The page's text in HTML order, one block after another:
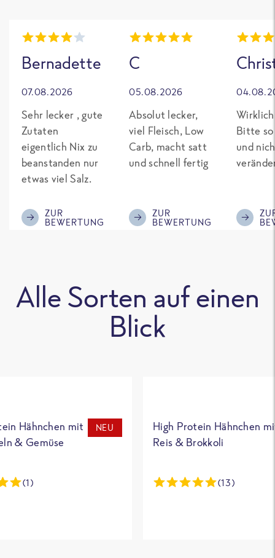
Bernadette
07.08.2026
Sehr lecker , gute
Zutaten
eigentlich Nix zu
beanstanden nur
etwas viel Salz.
ZUR
BEWERTUNG
C
05.08.2026
Absolut lecker,
viel Fleisch, Low
Carb, macht satt
und schnell fertig
ZUR
BEWERTUNG
Bitte so
und
Alle Sorten auf einen
Blick
Hähnchen mit
& Gemüse
NEU
(1)
High Protein Hähnchen
Reis & Brokkoli
(13)